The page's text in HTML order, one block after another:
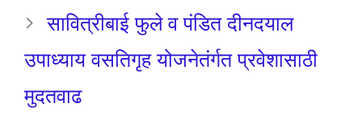
सावित्रीबाई फुले व पंडित दीनदयाल
उपाध्याय वसतिगृह योजनेतंर्गत प्रवेशासाठी
मुदतवाढ